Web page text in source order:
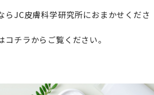
らJC皮膚科学研究所におまかせくださ
チラからご覧ください。